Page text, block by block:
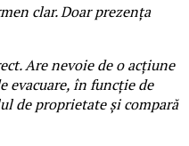
clar. Doar prezența
Are nevoie de o acțiune
evacuare, în funcție de
de proprietate și compară